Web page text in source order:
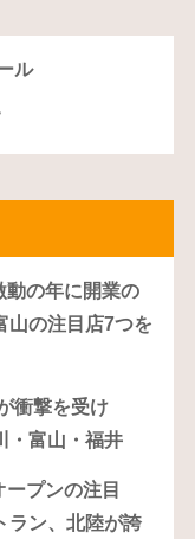
ル
動の年に開業の
山の注目店7つを
衝撃を受け
・富山・福井
ープンの注目
ラン、北陸が誇